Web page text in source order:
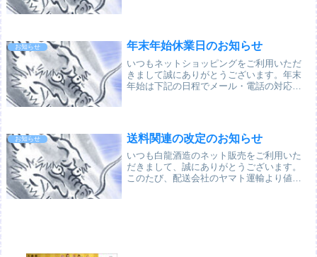
し、それ...
お知らせ 年末年始休業日のお知らせ
いつもネットショッピングをご利用いただ
きまして誠にありがとうございます。年末
年始は下記の日程でメール・電話の対応を
お知らせ 送料関連の改定のお知らせ
いつも白龍酒造のネット販売をご利用いた
だきまして、誠にありがとうございます。
このたび、配送会社のヤマト運輸より値上